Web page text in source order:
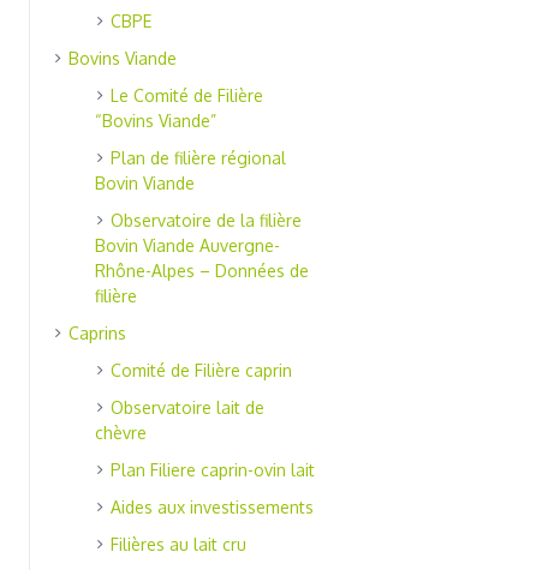
CBPE
Bovins Viande
Le Comité de Filière
“Bovins Viande”
Plan de filière régional
Bovin Viande
Observatoire de la filière
Bovin Viande Auvergne-
Rhône-Alpes – Données de
filière
Caprins
Comité de Filière caprin
Observatoire lait de
chèvre
Plan Filiere caprin-ovin lait
Aides aux investissements
Filières au lait cru